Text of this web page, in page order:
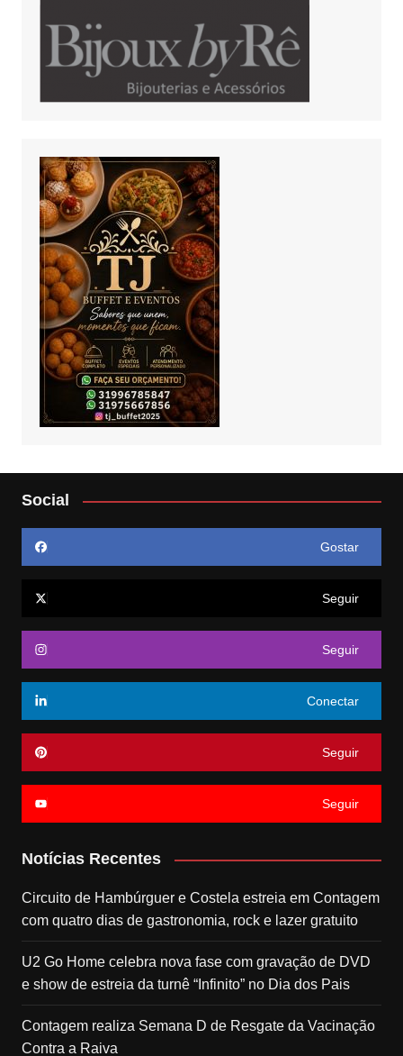
Social
Gostar
Seguir
Seguir
Conectar
Seguir
Seguir
Notícias Recentes
Circuito de Hambúrguer e Costela estreia em Contagem
com quatro dias de gastronomia, rock e lazer gratuito
U2 Go Home celebra nova fase com gravação de DVD
e show de estreia da turnê “Infinito” no Dia dos Pais
Contagem realiza Semana D de Resgate da Vacinação
Contra a Raiva